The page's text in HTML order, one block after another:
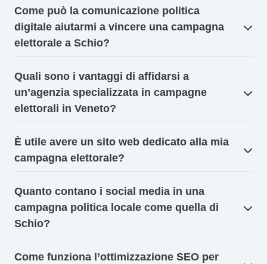
Come può la comunicazione politica
digitale aiutarmi a vincere una campagna
elettorale a Schio?
Quali sono i vantaggi di affidarsi a
un’agenzia specializzata in campagne
elettorali in Veneto?
È utile avere un sito web dedicato alla mia
campagna elettorale?
Quanto contano i social media in una
campagna politica locale come quella di
Schio?
Come funziona l’ottimizzazione SEO per